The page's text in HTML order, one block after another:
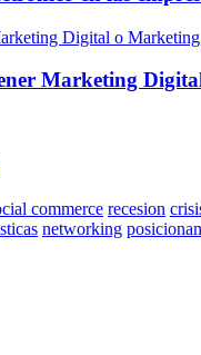
Marketing
commerce recesion
networking